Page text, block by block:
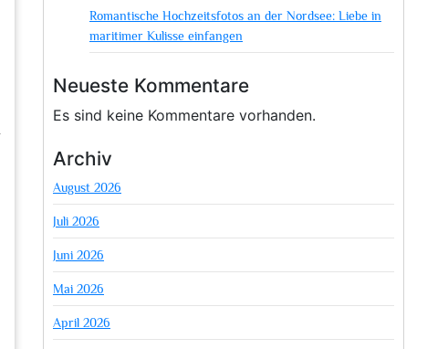
Romantische Hochzeitsfotos an der Nordsee: Liebe in
maritimer Kulisse einfangen
Neueste Kommentare
Es sind keine Kommentare vorhanden.
Archiv
August 2026
Juli 2026
Juni 2026
Mai 2026
April 2026